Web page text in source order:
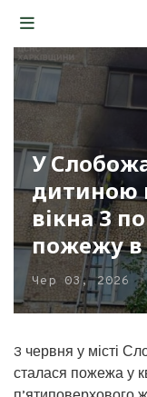
У
дитиною
вікна 3
пожежу в
Чер 03, 2026
3 червня у місті
сталася пожежа у